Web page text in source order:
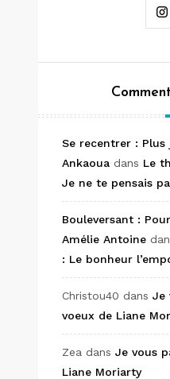
Se recentrer :
Ankaoua dans Le
Je ne te pensais
Bouleversant :
Amélie Antoine
: Le bonheur
Christou40 dans Je
voeux de Liane
Zea dans Je vous
Liane Moriarty